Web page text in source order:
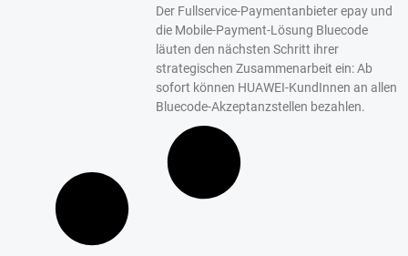
Der Fullservice-Paymentanbieter epay und
die Mobile-Payment-Lösung Bluecode
läuten den nächsten Schritt ihrer
strategischen Zusammenarbeit ein: Ab
sofort können HUAWEI-KundInnen an allen
Bluecode-Akzeptanzstellen bezahlen.